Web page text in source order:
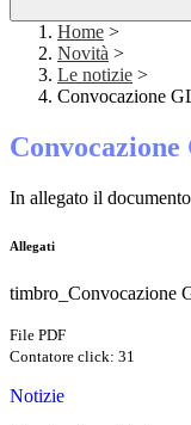
Home >
Novità >
Le notizie >
Convocazione
In allegato il
Allegati
timbro_Convocazione
File PDF
Contatore click: 31
Notizie